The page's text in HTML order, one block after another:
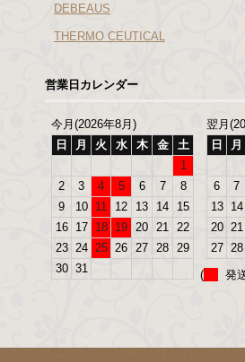
DEBEAUS
THERMO CEUTICAL
営業日カレンダー
今月(2026年8月)
日
月 火 水 木 金
土
1
2
3 4 5 6 7
8
9
10 11 12 13 14
15
16
17 18 19 20 21
22
23
24 25 26 27 28
29
30 31
翌月
日
月
6
7
13
14
20
21
27 28
(
発